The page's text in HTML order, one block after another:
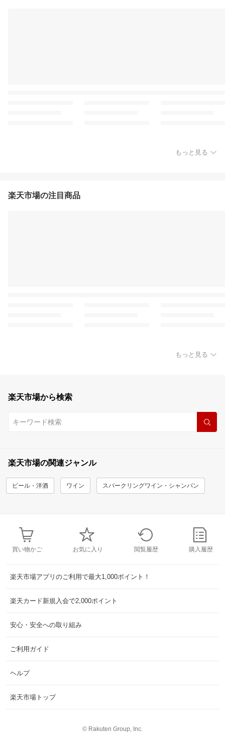
もっと見る
楽天市場の注目商品
もっと見る
楽天市場から検索
楽天市場の関連ジャンル
ビール・洋酒 ワイン スパークリングワイン・シャンパン
買い物かご お気に入り 閲覧履歴 購入履歴
楽天市場アプリのご利用で最大1,000ポイント！
楽天カード新規入会で2,000ポイント
安心・安全への取り組み
ご利用ガイド
ヘルプ
楽天市場トップ
© Rakuten Group, Inc.